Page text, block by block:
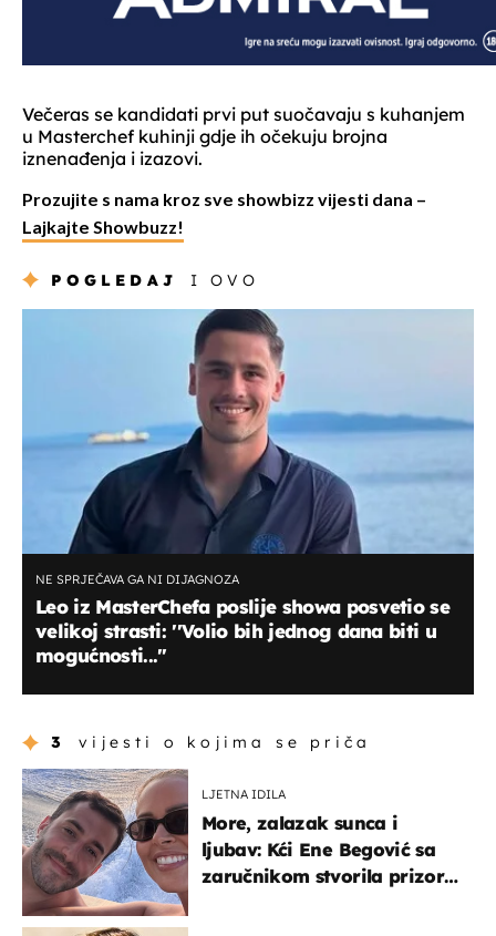
Večeras se kandidati prvi put suočavaju s kuhanjem
u Masterchef kuhinji gdje ih očekuju brojna
iznenađenja i izazovi.
Prozujite s nama kroz sve showbizz vijesti dana –
Lajkajte Showbuzz!
POGLEDAJ I OVO
NE SPRJEČAVA GA NI DIJAGNOZA
Leo iz MasterChefa poslije showa posvetio se
velikoj strasti: ''Volio bih jednog dana biti u
mogućnosti...''
3 vijesti o kojima se priča
LJETNA IDILA
More, zalazak sunca i
ljubav: Kći Ene Begović sa
zaručnikom stvorila prizor